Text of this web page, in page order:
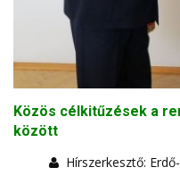
Közös célkitűzések a
között
Hírszerkesztő: